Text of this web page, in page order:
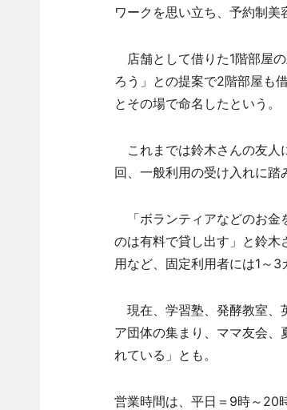
ワークを思い立ち、予約制美
店舗として借りた1階部屋
ろう」との提案で2階部屋も
とその場で命名したという。
これまでは鈴木さんの友人
回、一般利用の受け入れに踏
「ボランティアなどのお金
のは有料で貸し出す」と鈴木
用など、固定利用者には1～3
現在、学習塾、発酵教室、
ア団体の集まり、ママ友会
れている」とも。
営業時間は、平日＝9時～20